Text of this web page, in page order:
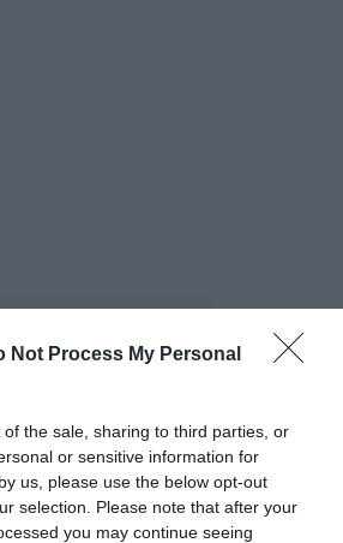
Not Process My Personal
the sale, sharing to third parties, or
or sensitive information for
us, please use the below opt-out
selection. Please note that after your
you may continue seeing
ELŐZŐ CIKK
AZ UGANDAI SÓBÁNYÁSZOK,
VESZÉLYEZTETIK